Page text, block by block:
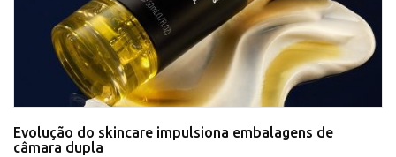
Evolução do skincare impulsiona embalagens de
câmara dupla